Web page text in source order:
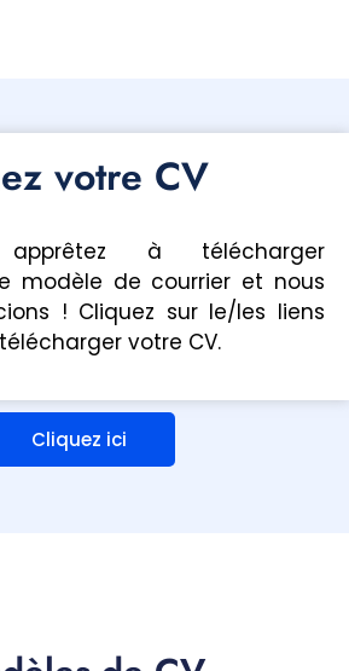
votre CV
à télécharger
modèle de courrier et nous
! Cliquez sur le/les liens
votre CV.
Cliquez ici